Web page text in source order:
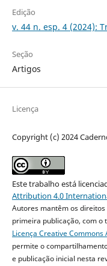
Edição
v. 44 n. esp. 4 (2024):
Seção
Artigos
Licença
Copyright (c) 2024
Este trabalho está
Attribution 4.0
Autores mantêm os
primeira publicação, com o
Licença Creative
permite o
e publicação inicial nesta